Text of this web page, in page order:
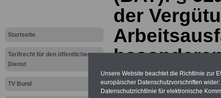
Startseite
Tarifrecht für den öffentlichen
Dienst
TV Bund
der
Unsere Website beachtet die Richtlinie zur
europäischer Datenschutzvorschriften
Datenschutzrichtlinie für elektronische